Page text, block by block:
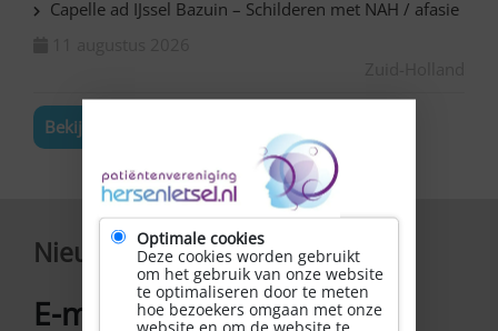
Capelle ad IJssel Bazuin – Schilderen met NAH / afasie
Bekijk de volledige agenda
Nieuwsbrief
E-mailadres*
Optimale cookies
Deze cookies worden gebruikt
om het gebruik van onze website
te optimaliseren door te meten
hoe bezoekers omgaan met onze
website en om de website te